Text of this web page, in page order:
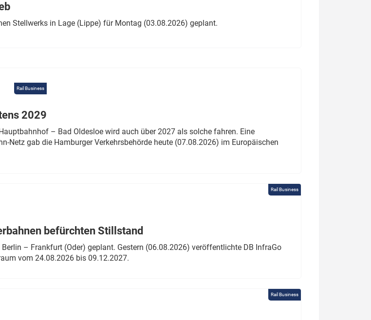
Stellwerks in Lage (Lippe) für Montag (03.08.2026) geplant.
Rail Business
2029
– Bad Oldesloe wird auch über 2027 als solche fahren. Eine
Netz gab die Hamburger Verkehrsbehörde heute (07.08.2026) im Europäischen
Rail Business
befürchten Stillstand
– Frankfurt (Oder) geplant. Gestern (06.08.2026) veröffentlichte DB InfraGo
vom 24.08.2026 bis 09.12.2027.
Rail Business